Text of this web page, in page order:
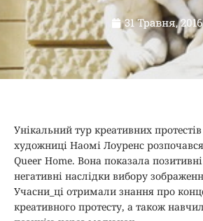
31 Травня, 2016
Унікальний тур креативних
художниці Наомі Лоуренс розпочався
Queer Home. Вона показала
негативні наслідки вибору
Учасни_ці отримали знання про
креативного протесту, а також